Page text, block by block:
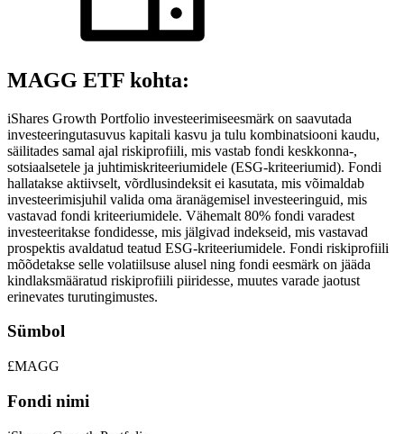
MAGG ETF kohta:
iShares Growth Portfolio investeerimiseesmärk on saavutada
investeeringutasuvus kapitali kasvu ja tulu kombinatsiooni kaudu,
säilitades samal ajal riskiprofiili, mis vastab fondi keskkonna-,
sotsiaalsetele ja juhtimiskriteeriumidele (ESG-kriteeriumid). Fondi
hallatakse aktiivselt, võrdlusindeksit ei kasutata, mis võimaldab
investeerimisjuhil valida oma äranägemisel investeeringuid, mis
vastavad fondi kriteeriumidele. Vähemalt 80% fondi varadest
investeeritakse fondidesse, mis jälgivad indekseid, mis vastavad
prospektis avaldatud teatud ESG-kriteeriumidele. Fondi riskiprofiili
mõõdetakse selle volatiilsuse alusel ning fondi eesmärk on jääda
kindlaksmääratud riskiprofiili piiridesse, muutes varade jaotust
erinevates turutingimustes.
Sümbol
£MAGG
Fondi nimi